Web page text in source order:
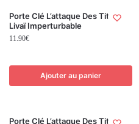
Porte Clé L’attaque Des Titans
Livaï Imperturbable
11.90€
Ajouter au panier
Porte Clé L’attaque Des Titans